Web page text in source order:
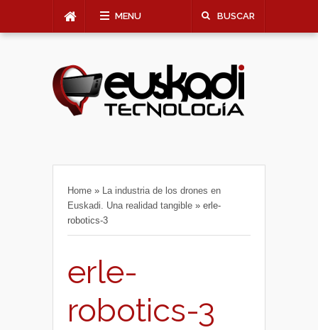
MENU BUSCAR
Home » La industria de los drones en
Euskadi. Una realidad tangible » erle-
robotics-3
erle-
robotics-3